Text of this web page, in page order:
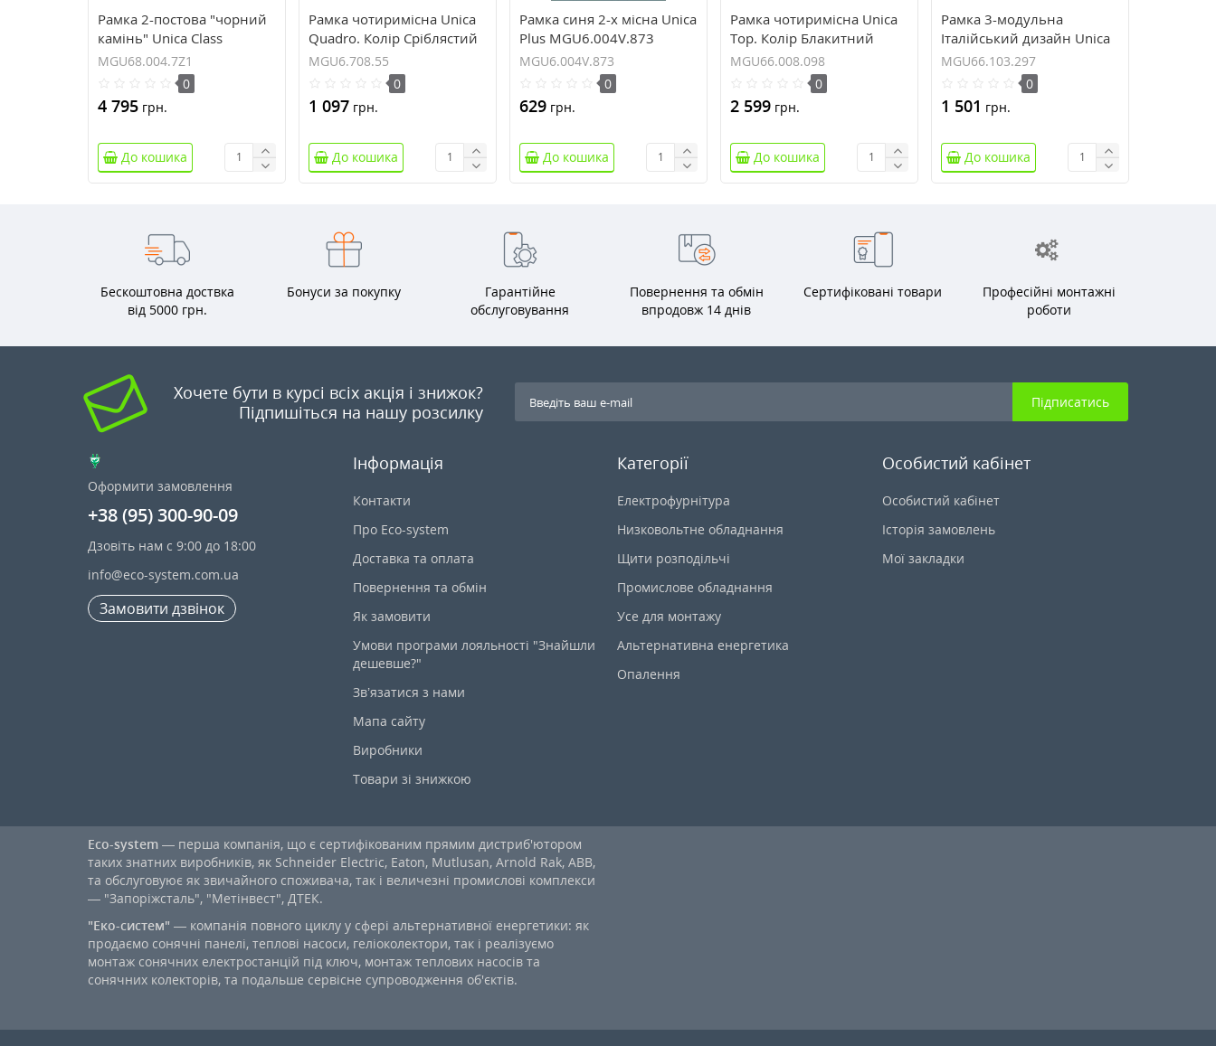
Рамка 2-постова "чорний
камінь" Unica Class
MGU68.004.7Z1
MGU68.004.7Z1
0
4 795 грн.
До кошика
Рамка чотиримісна Unica
Quadro. Колір Сріблястий
MGU6.708.55
MGU6.708.55
0
1 097 грн.
До кошика
Рамка синя 2-х місна Unica
Plus MGU6.004V.873
MGU6.004V.873
0
629 грн.
До кошика
Рамка чотиримісна Unica
Top. Колір Блакитний
берил/Алюміній
MGU66.008.098
MGU66.008.098
0
2 599 грн.
До кошика
Рамка 3-модульна
Італійський дизайн Unica
Top. Колір Металік/Графіт
MGU66.103.297
MGU66.103.297
0
1 501 грн.
До кошика
Бескоштовна доствка
від 5000 грн.
Бонуси за покупку
Гарантійне
обслуговування
Повернення та обмін
впродовж 14 днів
Сертифіковані товари
Професійні монтажні
роботи
Хочете бути в курсі всіх акція і знижок?
Підпишіться на нашу розсилку
Підписатись
Оформити замовлення
+38 (95) 300-90-09
Дзовіть нам с 9:00 до 18:00
info@eco-system.com.ua
Замовити дзвінок
Інформація
Контакти
Про Eco-system
Доставка та оплата
Повернення та обмін
Як замовити
Умови програми лояльності "Знайшли
дешевше?"
Зв’язатися з нами
Мапа сайту
Виробники
Товари зі знижкою
Категорії
Електрофурнітура
Низковольтне обладнання
Щити розподільчі
Промислове обладнання
Усе для монтажу
Альтернативна енергетика
Опалення
Особистий кабінет
Особистий кабінет
Історія замовлень
Мої закладки
Eco-system — перша компанія, що є сертифікованим прямим дистриб'ютором
таких знатних виробників, як Schneider Electric, Eaton, Mutlusan, Arnold Rak, ABB,
та обслуговуює як звичайного споживача, так і величезні промислові комплекси
— "Запоріжсталь", "Метінвест", ДТЕК.
"Еко-систем" — компанія повного циклу у сфері альтернативної енергетики: як
продаємо сонячні панелі, теплові насоси, геліоколектори, так і реалізуємо
монтаж сонячних електростанцій під ключ, монтаж теплових насосів та
сонячних колекторів, та подальше сервісне супроводження об'єктів.